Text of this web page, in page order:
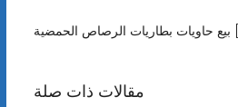
مقالات ذات صلة